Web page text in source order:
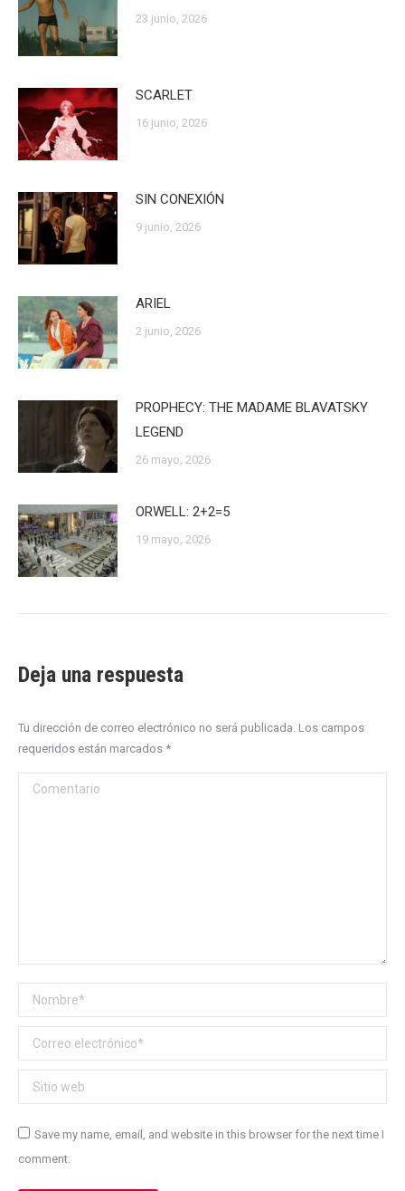
23 junio, 2026
SCARLET
16 junio, 2026
SIN CONEXIÓN
9 junio, 2026
ARIEL
2 junio, 2026
PROPHECY: THE MADAME BLAVATSKY
LEGEND
26 mayo, 2026
ORWELL: 2+2=5
19 mayo, 2026
Deja una respuesta
Tu dirección de correo electrónico no será publicada. Los campos
requeridos están marcados *
Comentario
Nombre *
Correo electrónico *
Sitio web
Save my name, email, and website in this browser for the next time I
comment.